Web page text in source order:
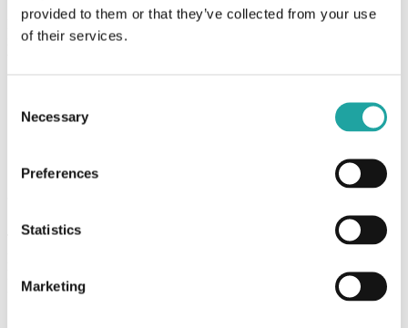
provided to them or that they’ve collected from your use
of their services.
Selection
Necessary
Preferences
Statistics
Marketing
Los datos personales que tratamos proceden de la información que
nos facilitas al cumplimentar los formularios disponibles en el sitio
identificativo, dirección postal, correo electrónico, etc.
Datos económicos.
¿Durante cuánto tiempo conservaremos
Tus datos personales se conservarán durante el tiempo necesario
prestados los servicios, los datos se conservarán durante un plazo de
3 años.